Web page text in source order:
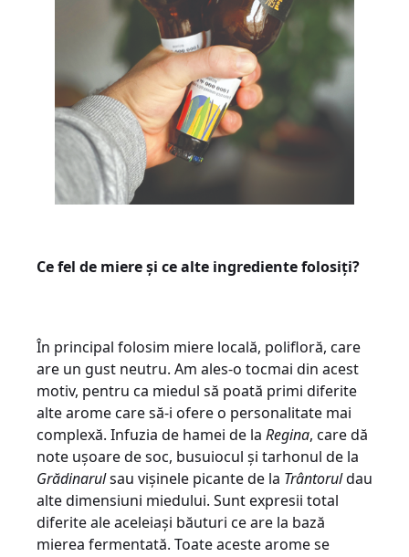
Ce fel de miere și ce alte ingrediente folosiți?
În principal folosim miere locală, polifloră, care
are un gust neutru. Am ales-o tocmai din acest
motiv, pentru ca miedul să poată primi diferite
alte arome care să-i ofere o personalitate mai
complexă. Infuzia de hamei de la Regina, care dă
note ușoare de soc, busuiocul și tarhonul de la
Grădinarulsau vișinele picante de la Trântoruldau
alte dimensiuni miedului. Sunt expresii total
diferite ale aceleiași băuturi ce are la bază
mierea fermentată. Toate aceste arome se